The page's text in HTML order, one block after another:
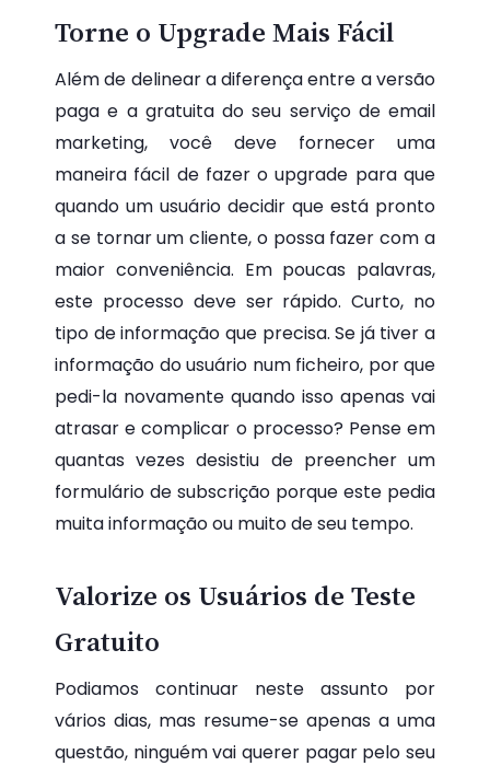
Torne o Upgrade Mais Fácil
Além de delinear a diferença entre a versão
paga e a gratuita do seu serviço de email
marketing, você deve fornecer uma
maneira fácil de fazer o upgrade para que
quando um usuário decidir que está pronto
a se tornar um cliente, o possa fazer com a
maior conveniência. Em poucas palavras,
este processo deve ser rápido. Curto, no
tipo de informação que precisa. Se já tiver a
informação do usuário num ficheiro, por que
pedi-la novamente quando isso apenas vai
atrasar e complicar o processo? Pense em
quantas vezes desistiu de preencher um
formulário de subscrição porque este pedia
muita informação ou muito de seu tempo.
Valorize os Usuários de Teste
Gratuito
Podiamos continuar neste assunto por
vários dias, mas resume-se apenas a uma
questão, ninguém vai querer pagar pelo seu